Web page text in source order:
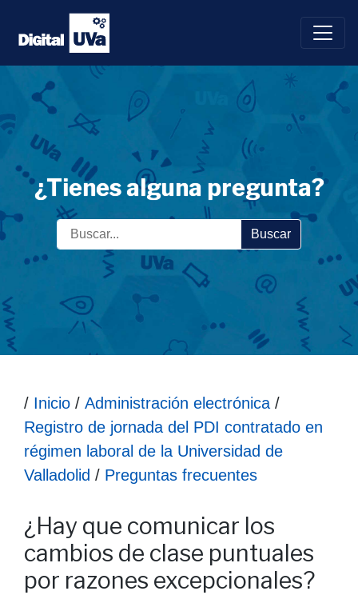
Saltar
contenido
¿Tienes alguna pregunta?
Buscar
Ruta hasta la información
/ Inicio / Administración electrónica /
Registro de jornada del PDI contratado en
régimen laboral de la Universidad de
Valladolid / Preguntas frecuentes
¿Hay que comunicar los
cambios de clase puntuales
por razones excepcionales?